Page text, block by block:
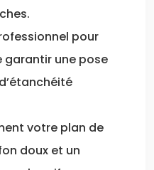
pour
garantir une pose
votre plan de
doux et un